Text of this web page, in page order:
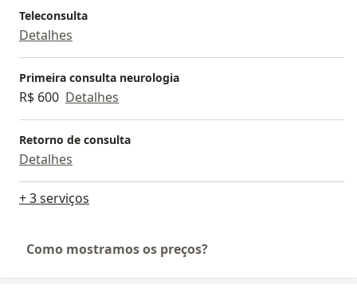
Teleconsulta
Detalhes
Primeira consulta neurologia
R$ 600 Detalhes
Retorno de consulta
Detalhes
+ 3 serviços
Como mostramos os preços?